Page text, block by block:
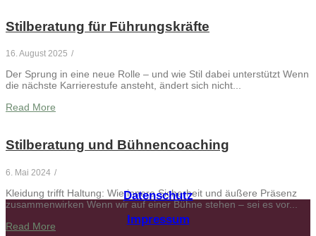
Stilberatung für Führungskräfte
16. August 2025 /
Der Sprung in eine neue Rolle – und wie Stil dabei unterstützt Wenn
die nächste Karrierestufe ansteht, ändert sich nicht...
Read More
Stilberatung und Bühnencoaching
6. Mai 2024 /
Kleidung trifft Haltung: Wie innere Sicherheit und äußere Präsenz
zusammenwirken Wenn wir auf einer Bühne stehen – sei es vor...
Read More
Datenschutz
Impressum